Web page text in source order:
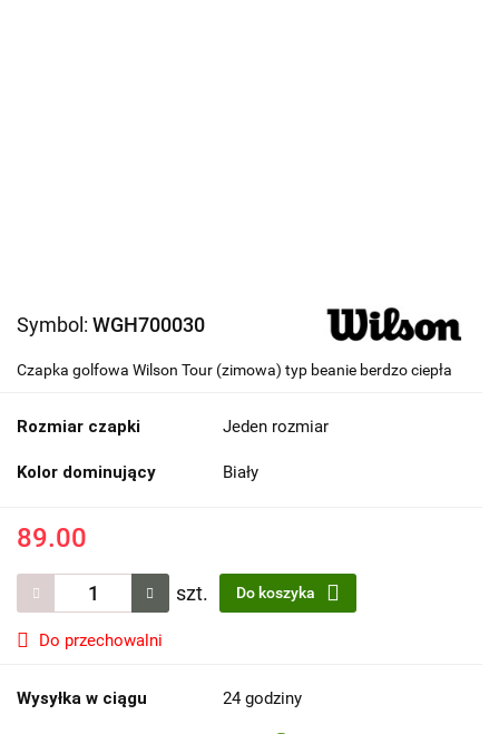
Symbol: WGH700030
Czapka golfowa Wilson Tour (zimowa) typ beanie berdzo ciepła
Rozmiar czapki Jeden rozmiar
Kolor dominujący Biały
89.00
szt. Do koszyka
Do przechowalni
Wysyłka w ciągu 24 godziny